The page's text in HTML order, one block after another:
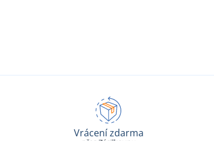
Vrácení zdarma